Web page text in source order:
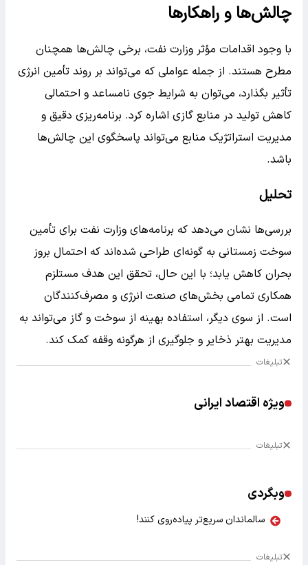
چالش‌ها و راهکارها
با وجود اقدامات مؤثر وزارت نفت، برخی چالش‌ها همچنان
مطرح هستند. از جمله عواملی که می‌تواند بر روند تأمین انرژی
تأثیر بگذارد، می‌توان به شرایط جوی نامساعد و احتمالی
کاهش تولید در منابع گازی اشاره کرد. برنامه‌ریزی دقیق و
مدیریت استراتژیک منابع می‌تواند پاسخگوی این چالش‌ها
باشد.
تحلیل
بررسی‌ها نشان می‌دهد که برنامه‌های وزارت نفت برای تأمین
سوخت زمستانی به گونه‌ای طراحی شده‌اند که احتمال بروز
بحران کاهش یابد؛ با این حال، تحقق این هدف مستلزم
همکاری تمامی بخش‌های صنعت انرژی و مصرف‌کنندگان
است. از سوی دیگر، استفاده بهینه از سوخت و گاز می‌تواند به
مدیریت بهتر ذخایر و جلوگیری از هرگونه وقفه کمک کند.
تبلیغات
ویژه اقتصاد ایرانی
تبلیغات
وبگردی
سالماندان سریع‌تر پیاده‌روی کنند!
تبلیغات